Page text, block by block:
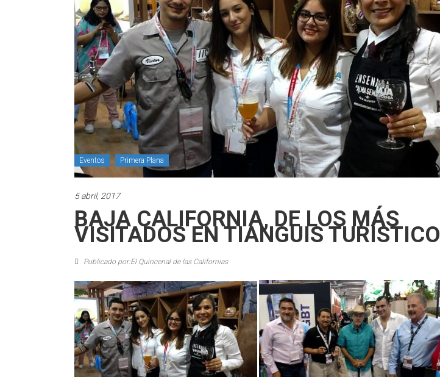
Eventos Primera Plana
5 abril, 2017
BAJA CALIFORNIA, DE LOS MÁS
VISITADOS EN TIANGUIS TURÍSTICO
Publicado por:El Quincenal de las Californias